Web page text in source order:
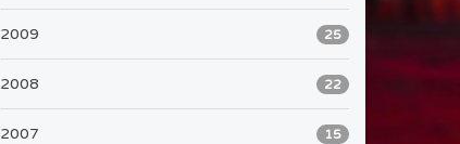
2009 25
2008 22
2007 15